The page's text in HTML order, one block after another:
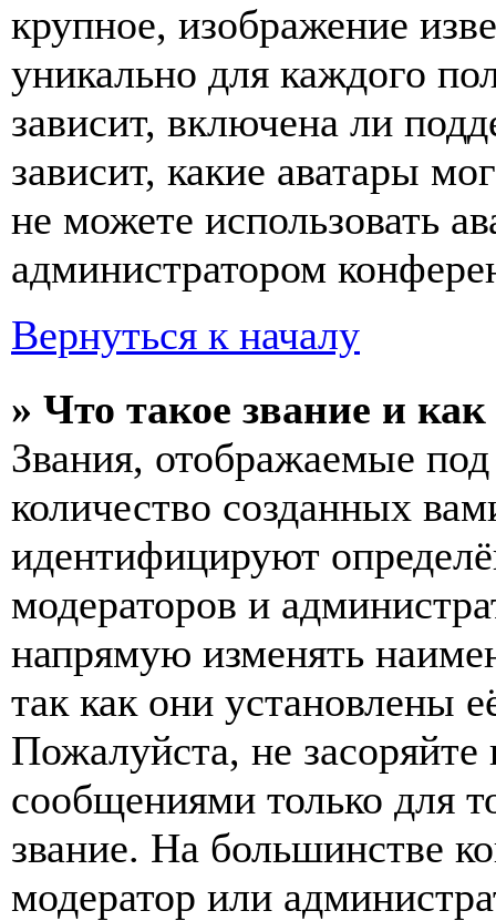
крупное, изображение
уникально для каждого
зависит, включена ли
зависит, какие аватары
не можете использовать
администратором
Вернуться к началу
» Что такое звание и
Звания, отображаемые
количество созданных
идентифицируют
модераторов и
напрямую изменять
так как они установлены
Пожалуйста, не
сообщениями только для
звание. На большинстве
модератор или